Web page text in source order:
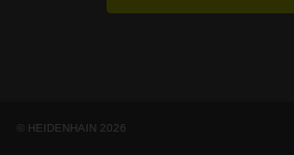
© HEIDENHAIN 2026